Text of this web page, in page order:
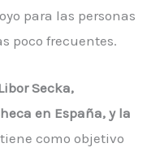
para las personas
poco frecuentes.
Secka,
en España, y la
como objetivo